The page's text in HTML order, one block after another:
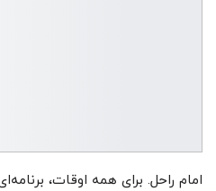
امام راحل. برای همه‌ اوقات،